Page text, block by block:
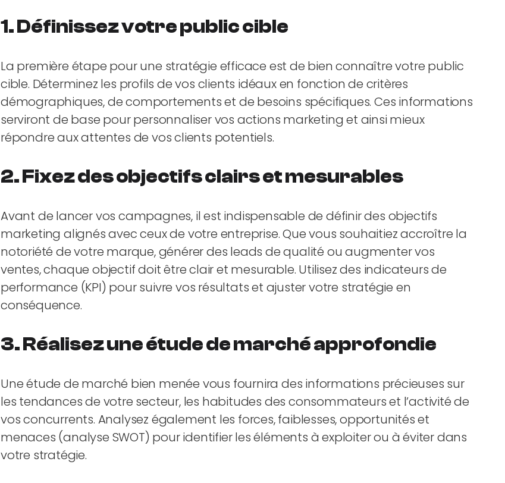
1.Définissez votre public cible
La première étape pour une stratégie efficace est de bien connaître votre public
cible. Déterminez les profils de vos clients idéaux en fonction de critères
démographiques, de comportements et de besoins spécifiques. Ces informations
serviront de base pour personnaliser vos actions marketing et ainsi mieux
répondre aux attentes de vos clients potentiels.
2.Fixez des objectifs clairs et mesurables
Avant de lancer vos campagnes, il est indispensable de définir des objectifs
marketing alignés avec ceux de votre entreprise. Que vous souhaitiez accroître la
notoriété de votre marque, générer des leads de qualité ou augmenter vos
ventes, chaque objectif doit être clair et mesurable. Utilisez des indicateurs de
performance (KPI) pour suivre vos résultats et ajuster votre stratégie en
conséquence.
3.Réalisez une étude de marché approfondie
Une étude de marché bien menée vous fournira des informations précieuses sur
les tendances de votre secteur, les habitudes des consommateurs et l’activité de
vos concurrents. Analysez également les forces, faiblesses, opportunités et
menaces (analyse SWOT) pour identifier les éléments à exploiter ou à éviter dans
votre stratégie.